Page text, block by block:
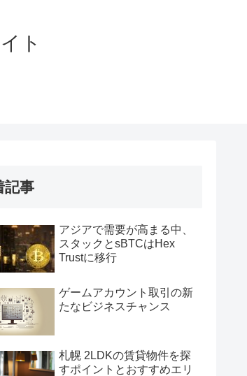
ト
記事
アジアで需要が高まる中、
スタックとsBTCはHex
Trustに移行
ゲームアカウント取引の新
たなビジネスチャンス
札幌 2LDKの賃貸物件を探
すポイントとおすすめエリ